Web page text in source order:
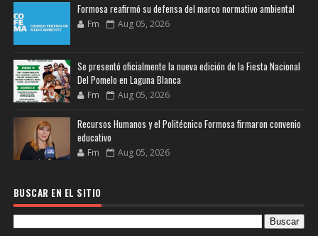
Formosa reafirmó su defensa del marco normativo ambiental
Fm Aug 05, 2026
Se presentó oficialmente la nueva edición de la Fiesta Nacional
Del Pomelo en Laguna Blanca
Fm Aug 05, 2026
Recursos Humanos y el Politécnico Formosa firmaron convenio
educativo
Fm Aug 05, 2026
BUSCAR EN EL SITIO